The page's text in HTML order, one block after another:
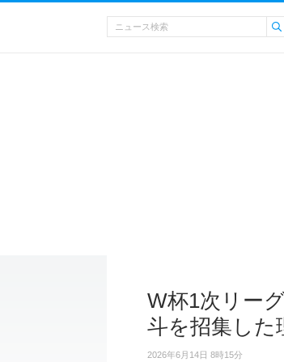
W杯1次リー
斗を招集した
2026年6月14日 8時15分